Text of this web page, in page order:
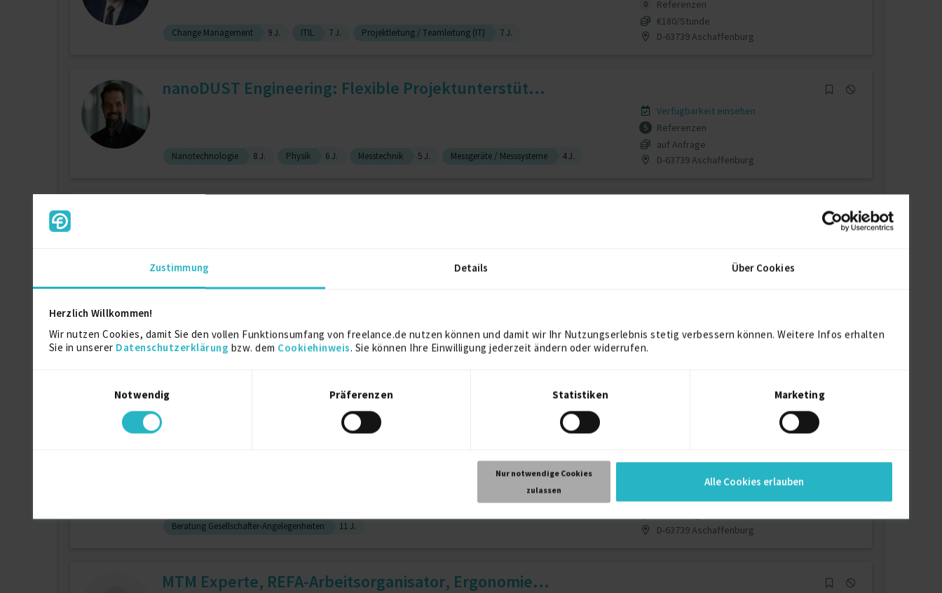
Zustimmung Details Über Cookies
Herzlich Willkommen!
Wir nutzen Cookies, damit Sie den vollen Funktionsumfang von freelance.de nutzen können und damit wir Ihr Nutzungserlebnis stetig verbessern können. Weitere Infos erhalten
Sie in unserer Datenschutzerklärung bzw. dem Cookiehinweis. Sie können Ihre Einwilligung jederzeit ändern oder widerrufen.
Notwendig
Präferenzen Statistiken Marketing
Nur notwendige Cookies
zulassen
Alle Cookies erlauben
Change Management 9 J. ITIL 7 J. Projektleitung / Teamleitung (IT) 7 J.
0
Referenzen
€180/Stunde
D-63739 Aschaffenburg
nanoDUST Engineering: Flexible Projektunterstüt...
Nanotechnologie 8 J. Physik 6 J. Messtechnik 5 J. Messgeräte / Messsysteme 4 J.
Verfügbarkeit einsehen
5
Referenzen
auf Anfrage
D-63739 Aschaffenburg
Architect
zuletzt online vor wenigen Tagen
Solution Architektur 1 J.
Virtuelle Assistenz|Backoffice|E-Mail- & Termin...
Beratung Gesellschafter-Angelegenheiten 11 J.
Verfügbarkeit einsehen
D-63739 Aschaffenburg
MTM Experte, REFA-Arbeitsorganisator, Ergonomie...